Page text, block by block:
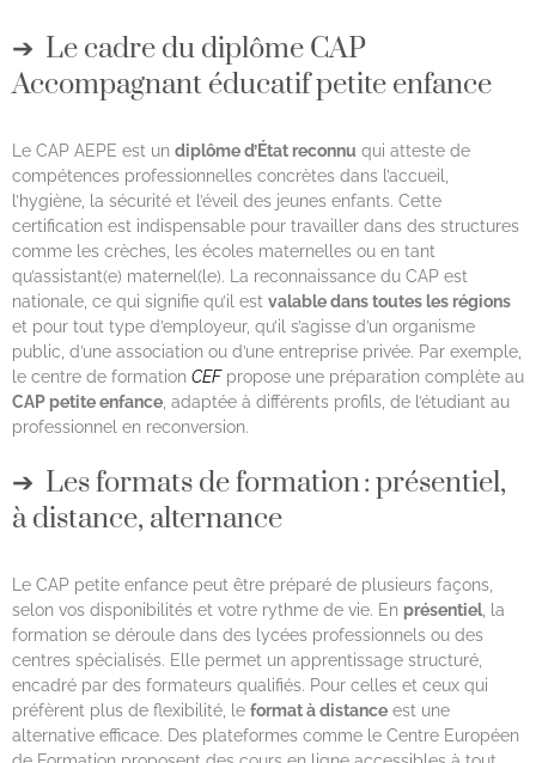
Le cadre du diplôme CAP
Accompagnant éducatif petite enfance
Le CAP AEPE est un diplôme d’État reconnu qui atteste de
compétences professionnelles concrètes dans l’accueil,
l’hygiène, la sécurité et l’éveil des jeunes enfants. Cette
certification est indispensable pour travailler dans des structures
comme les crèches, les écoles maternelles ou en tant
qu’assistant(e) maternel(le). La reconnaissance du CAP est
nationale, ce qui signifie qu’il est valable dans toutes les régions
et pour tout type d’employeur, qu’il s’agisse d’un organisme
public, d’une association ou d’une entreprise privée. Par exemple,
le centre de formation CEFpropose une préparation complète au
CAP petite enfance , adaptée à différents profils, de l’étudiant au
professionnel en reconversion.
Les formats de formation : présentiel,
à distance, alternance
Le CAP petite enfance peut être préparé de plusieurs façons,
selon vos disponibilités et votre rythme de vie. En présentiel, la
formation se déroule dans des lycées professionnels ou des
centres spécialisés. Elle permet un apprentissage structuré,
encadré par des formateurs qualifiés. Pour celles et ceux qui
préfèrent plus de flexibilité, le format à distance est une
alternative efficace. Des plateformes comme le Centre Européen